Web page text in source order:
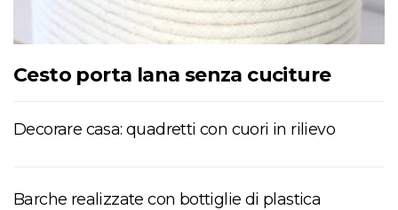
Cesto porta lana senza cuciture
Decorare casa: quadretti con cuori in rilievo
Barche realizzate con bottiglie di plastica